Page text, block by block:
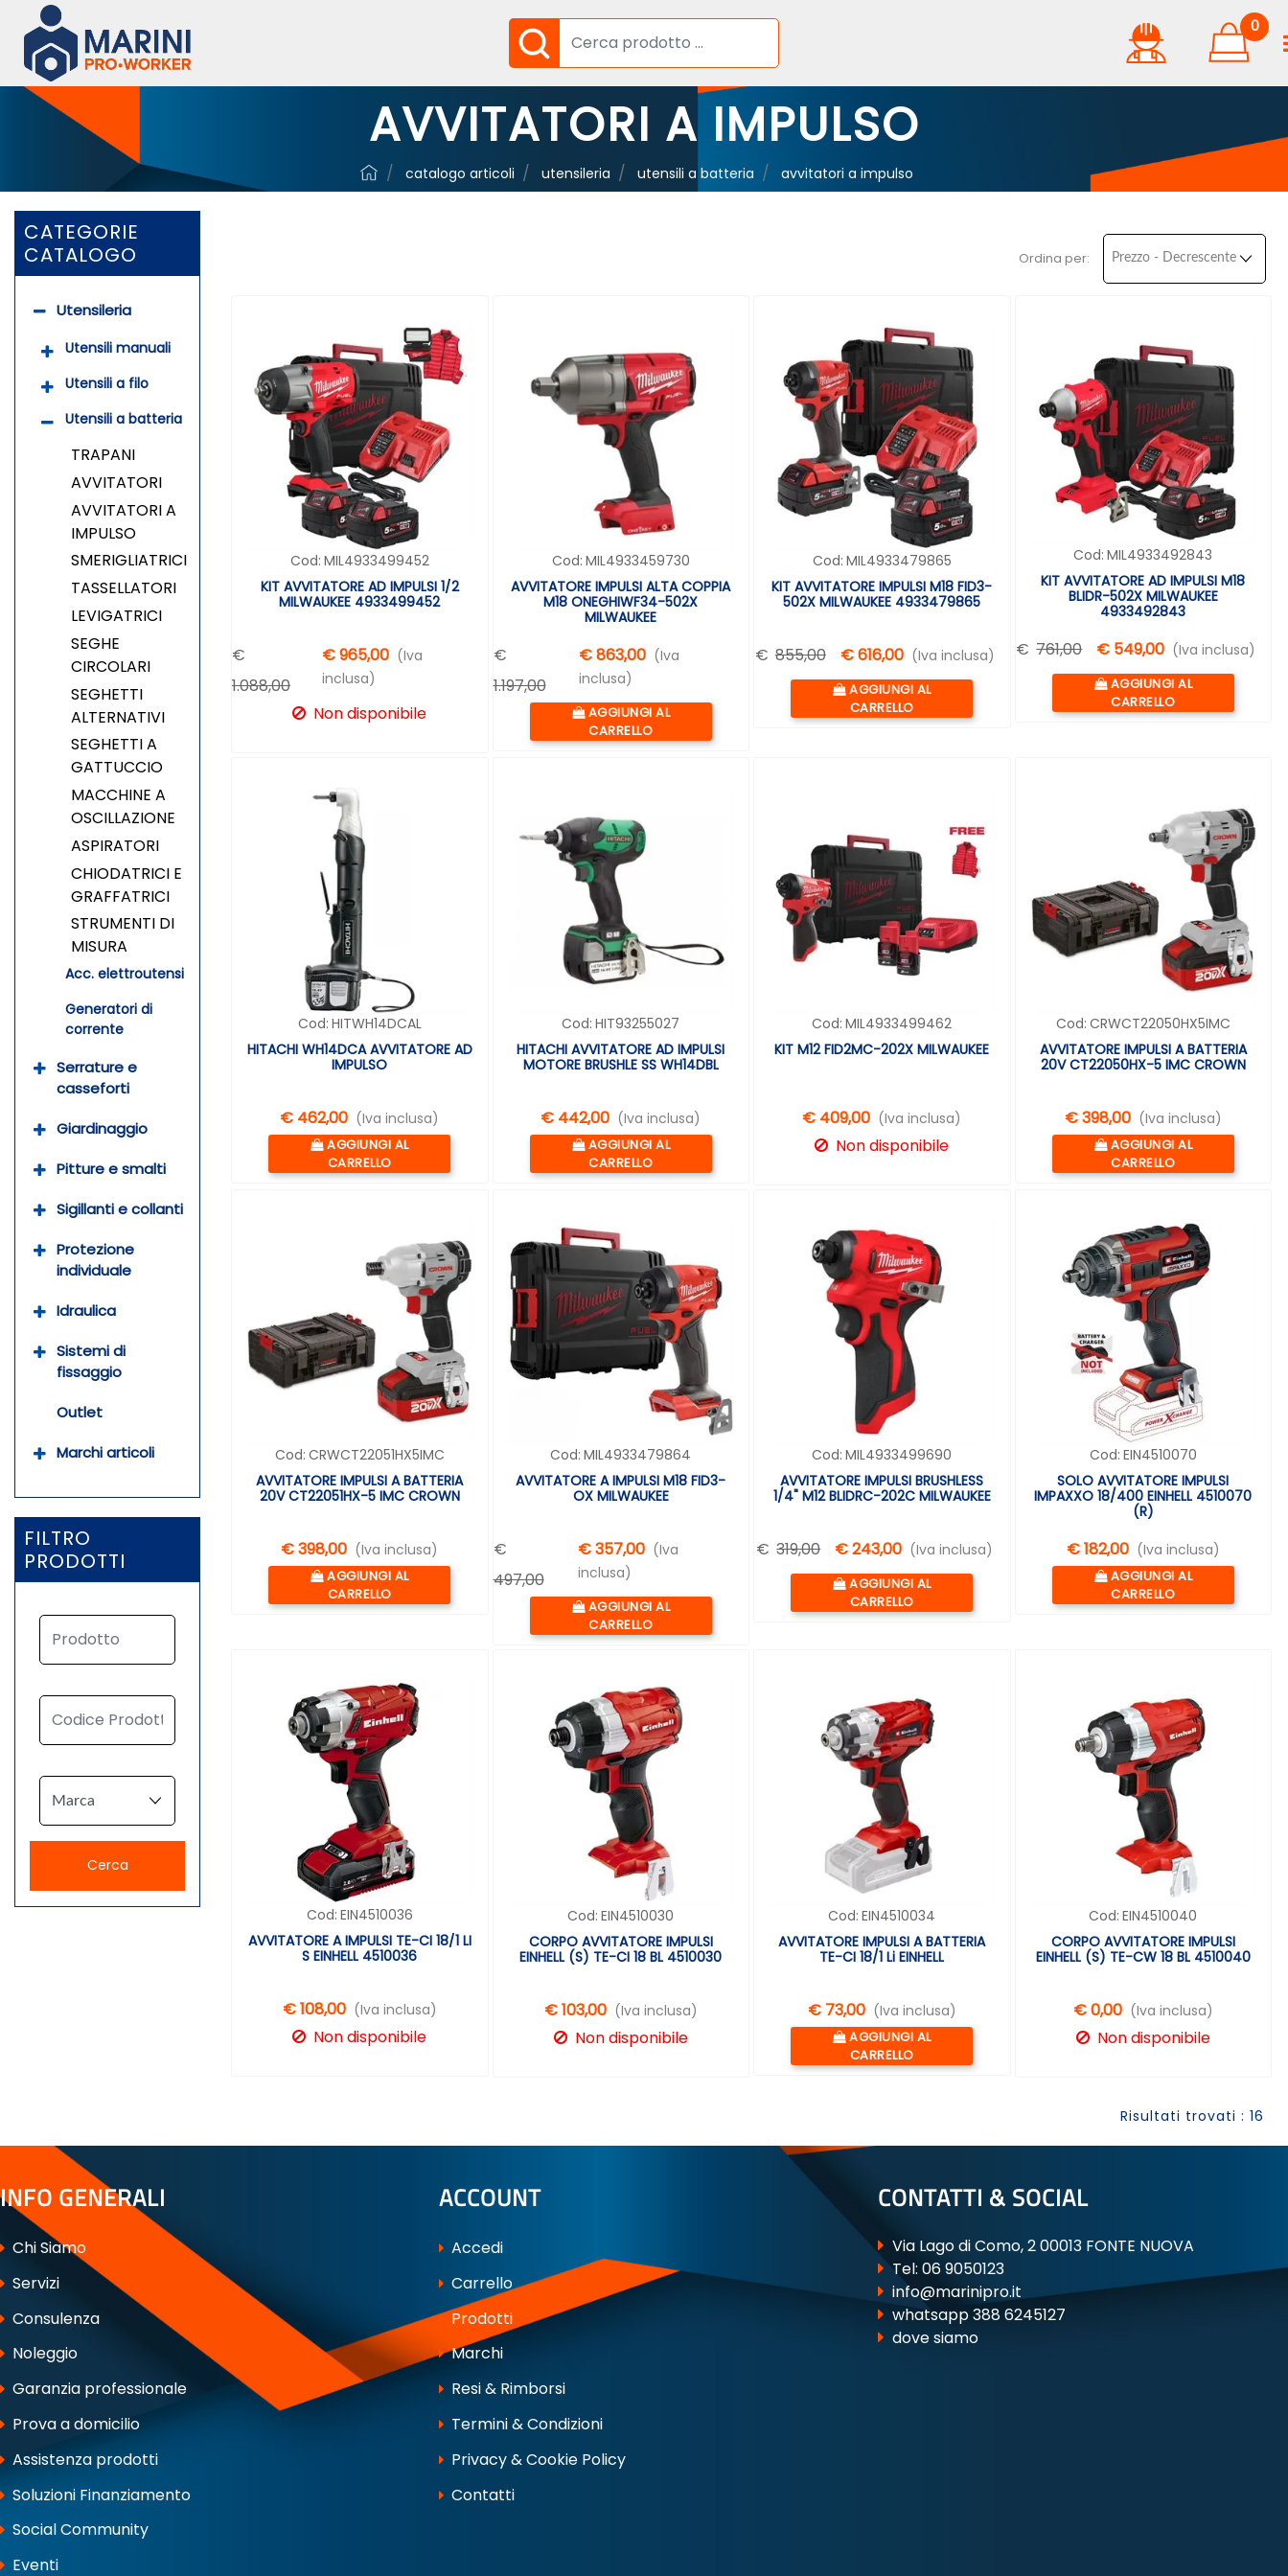
0
AVVITATORI A IMPULSO
catalogo articoli utensileria utensili a batteria avvitatori a impulso
CATEGORIE
CATALOGO
Utensileria
Utensili manuali
Utensili a filo
Utensili a batteria
TRAPANI
AVVITATORI
AVVITATORI A
IMPULSO
SMERIGLIATRICI
TASSELLATORI
LEVIGATRICI
SEGHE
CIRCOLARI
SEGHETTI
ALTERNATIVI
SEGHETTI A
GATTUCCIO
MACCHINE A
OSCILLAZIONE
ASPIRATORI
CHIODATRICI E
GRAFFATRICI
STRUMENTI DI
MISURA
Acc. elettroutensi
Generatori di
corrente
Serrature e
casseforti
Giardinaggio
Pitture e smalti
Sigillanti e collanti
Protezione
individuale
Idraulica
Sistemi di
fissaggio
Outlet
Marchi articoli
FILTRO
PRODOTTI
Ordina per:
Cod: MIL4933499452
KIT AVVITATORE AD IMPULSI 1/2
MILWAUKEE 4933499452
€
1.088,00
€ 965,00 (Iva
inclusa)
Non disponibile
Cod: MIL4933459730
AVVITATORE IMPULSI ALTA COPPIA
M18 ONEGHIWF34-502X
MILWAUKEE
€
1.197,00
€ 863,00 (Iva
inclusa)
Quantità
AGGIUNGI AL
CARRELLO
Cod: MIL4933479865
KIT AVVITATORE IMPULSI M18 FID3-
502X MILWAUKEE 4933479865
€ 855,00 € 616,00 (Iva inclusa)
Quantità
AGGIUNGI AL
CARRELLO
Cod: MIL4933492843
KIT AVVITATORE AD IMPULSI M18
BLIDR-502X MILWAUKEE
4933492843
€ 761,00 € 549,00 (Iva inclusa)
Quantità
AGGIUNGI AL
CARRELLO
Cod: HITWH14DCAL
HITACHI WH14DCA AVVITATORE AD
IMPULSO
€ 462,00 (Iva inclusa)
Quantità
AGGIUNGI AL
CARRELLO
Cod: HIT93255027
HITACHI AVVITATORE AD IMPULSI
MOTORE BRUSHLE SS WH14DBL
€ 442,00 (Iva inclusa)
Quantità
AGGIUNGI AL
CARRELLO
Cod: MIL4933499462
KIT M12 FID2MC-202X MILWAUKEE
€ 409,00 (Iva inclusa)
Non disponibile
Cod: CRWCT22050HX5IMC
AVVITATORE IMPULSI A BATTERIA
20V CT22050HX-5 IMC CROWN
€ 398,00 (Iva inclusa)
Quantità
AGGIUNGI AL
CARRELLO
Cod: CRWCT22051HX5IMC
AVVITATORE IMPULSI A BATTERIA
20V CT22051HX-5 IMC CROWN
€ 398,00 (Iva inclusa)
Quantità
AGGIUNGI AL
CARRELLO
Cod: MIL4933479864
AVVITATORE A IMPULSI M18 FID3-
OX MILWAUKEE
€
497,00
€ 357,00 (Iva
inclusa)
Quantità
AGGIUNGI AL
CARRELLO
Cod: MIL4933499690
AVVITATORE IMPULSI BRUSHLESS
1/4" M12 BLIDRC-202C MILWAUKEE
€ 319,00 € 243,00 (Iva inclusa)
Quantità
AGGIUNGI AL
CARRELLO
Cod: EIN4510070
SOLO AVVITATORE IMPULSI
IMPAXXO 18/400 EINHELL 4510070
(R)
€ 182,00 (Iva inclusa)
Quantità
AGGIUNGI AL
CARRELLO
Cod: EIN4510036
AVVITATORE A IMPULSI TE-CI 18/1 LI
S EINHELL 4510036
€ 108,00 (Iva inclusa)
Non disponibile
Cod: EIN4510030
CORPO AVVITATORE IMPULSI
EINHELL (S) TE-CI 18 BL 4510030
€ 103,00 (Iva inclusa)
Non disponibile
Cod: EIN4510034
AVVITATORE IMPULSI A BATTERIA
TE-CI 18/1 Li EINHELL
€ 73,00 (Iva inclusa)
Quantità
AGGIUNGI AL
CARRELLO
Cod: EIN4510040
CORPO AVVITATORE IMPULSI
EINHELL (S) TE-CW 18 BL 4510040
€ 0,00 (Iva inclusa)
Non disponibile
Risultati trovati : 16
INFO GENERALI
Chi Siamo
Servizi
Consulenza
Noleggio
Garanzia professionale
Prova a domicilio
Assistenza prodotti
Soluzioni Finanziamento
Social Community
Eventi
ACCOUNT
Accedi
Carrello
Prodotti
Marchi
Resi & Rimborsi
Termini & Condizioni
Privacy & Cookie Policy
Contatti
CONTATTI & SOCIAL
Via Lago di Como, 2 00013 FONTE NUOVA
Tel: 06 9050123
info@marinipro.it
whatsapp 388 6245127
dove siamo